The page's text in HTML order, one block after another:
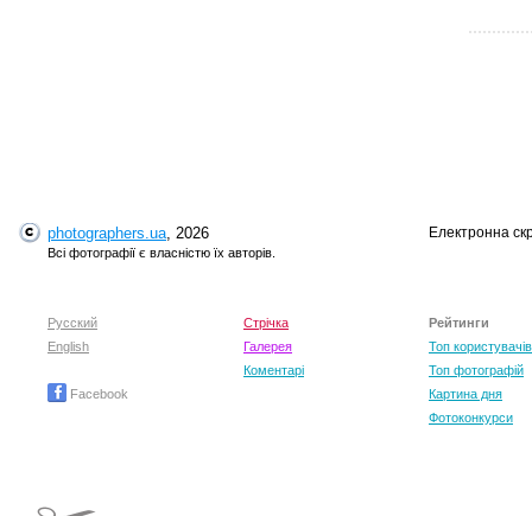
photographers.ua, 2026
Всі фотографії є власністю їх авторів.
Електронна
Русский
English
Facebook
Стрічка
Галерея
Коментарі
Рейтинги
Топ користувачів
Топ фотографій
Картина дня
Фотоконкурси